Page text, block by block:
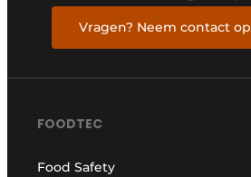
Vragen? Neem contact op
FOODTEC
Food Safety